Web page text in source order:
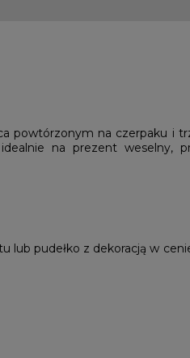
powtórzonym na czerpaku i
na prezent weselny,
pudełko z dekoracją w